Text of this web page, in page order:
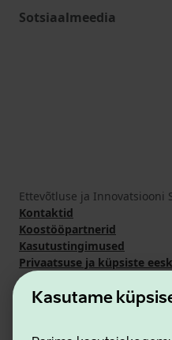
Kasutame
Sotsiaalmeedia
Ettevõtluse ja Innovatsiooni
Kontaktid
Koostööpartnerid
Kasutustingimused
Privaatsuse ja küpsiste